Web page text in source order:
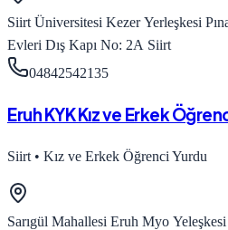
Siirt Üniversitesi Kezer Yerleşkesi
Evleri Dış Kapı No: 2A Siirt
04842542135
Eruh KYK Kız ve Erkek
Siirt • Kız ve Erkek Öğrenci Yurdu
Sarıgül Mahallesi Eruh Myo